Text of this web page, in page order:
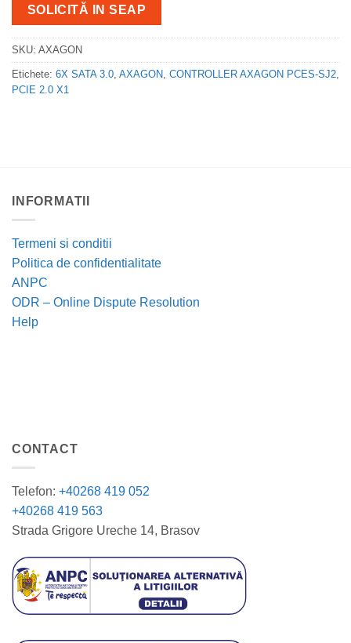
SOLICITĂ IN SEAP
SKU: AXAGON
Etichete: 6X SATA 3.0 AXAGON CONTROLLER AXAGON PCES-SJ2
PCIE 2.0 X1
INFORMATII
Termeni si conditii
Politica de confidentialitate
ANPC
ODR – Online Dispute Resolution
Help
CONTACT
Telefon: +40268 419 052
+40268 419 563
Strada Grigore Ureche 14, Brasov